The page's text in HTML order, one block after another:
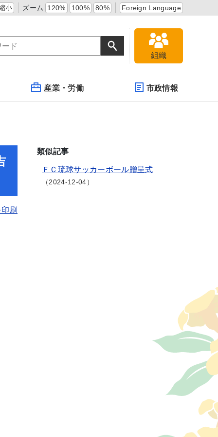
小 ズーム 120% 100% 80% Foreign Language
組織
産業・労働 市政情報
刷
類似記事
ＦＣ琉球サッカーボール贈呈式
2024-12-04